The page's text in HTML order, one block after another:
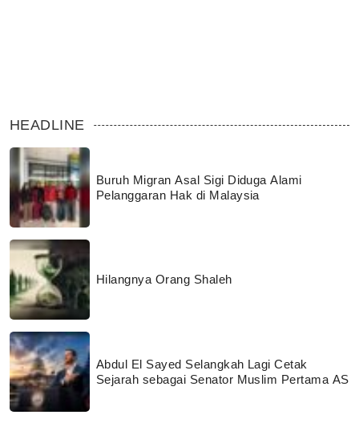
HEADLINE
Buruh Migran Asal Sigi Diduga Alami
Pelanggaran Hak di Malaysia
Hilangnya Orang Shaleh
Abdul El Sayed Selangkah Lagi Cetak
Sejarah sebagai Senator Muslim Pertama AS